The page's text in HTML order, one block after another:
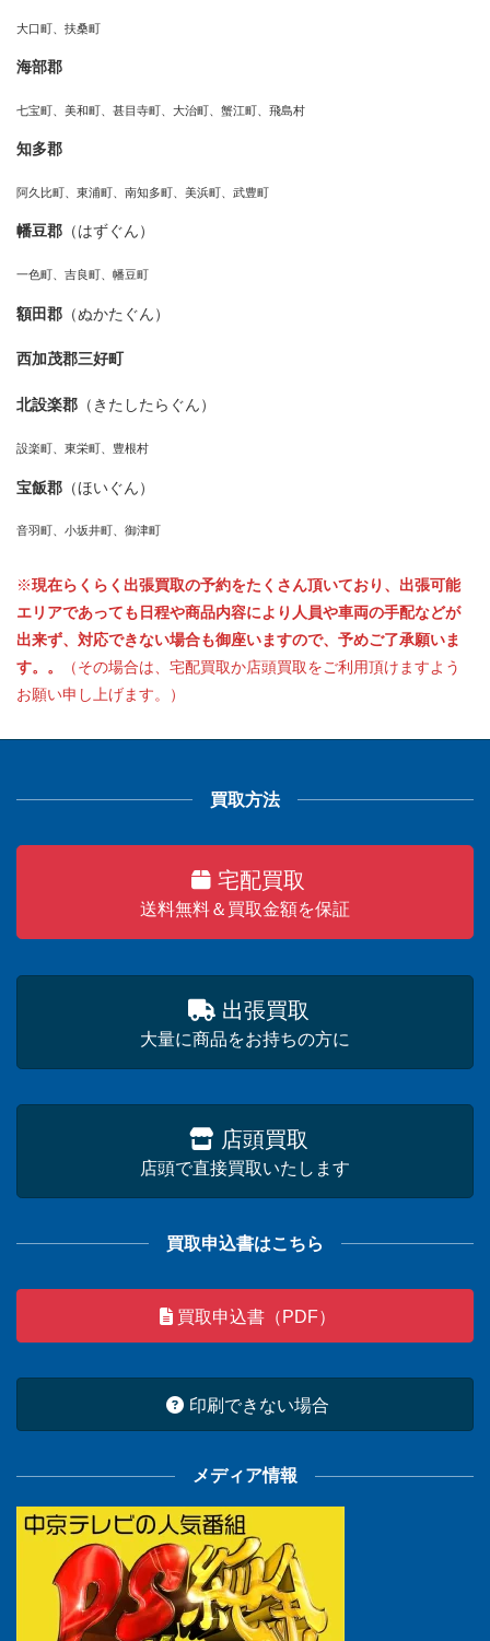
大口町、扶桑町
海部郡
七宝町、美和町、甚目寺町、大治町、蟹江町、飛島村
知多郡
阿久比町、東浦町、南知多町、美浜町、武豊町
幡豆郡 （はずぐん）
一色町、吉良町、幡豆町
額田郡 （ぬかたぐん）
西加茂郡三好町
北設楽郡 （きたしたらぐん）
設楽町、東栄町、豊根村
宝飯郡 （ほいぐん）
音羽町、小坂井町、御津町
※現在らくらく出張買取の予約をたくさん頂いており、出張可能
エリアであっても日程や商品内容により人員や車両の手配などが
出来ず、対応できない場合も御座いますので、予めご了承願いま
す。。
（その場合は、宅配買取か店頭買取をご利用頂けますよう
お願い申し上げます。）
買取方法
宅配買取
送料無料＆買取金額を保証
出張買取
大量に商品をお持ちの方に
店頭買取
店頭で直接買取いたします
買取申込書はこちら
買取申込書（PDF）
印刷できない場合
メディア情報